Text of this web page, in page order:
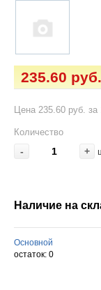
235.60 руб.
Цена 235.60 руб. за
Количество
- +
Наличие на
Основной
остаток: 0